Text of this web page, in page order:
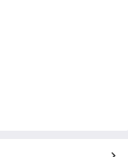
та розетки